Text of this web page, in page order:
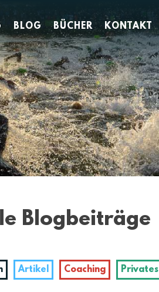
BLOG BÜCHER KONTAKT
Blogbeiträge
Artikel Coaching Privates